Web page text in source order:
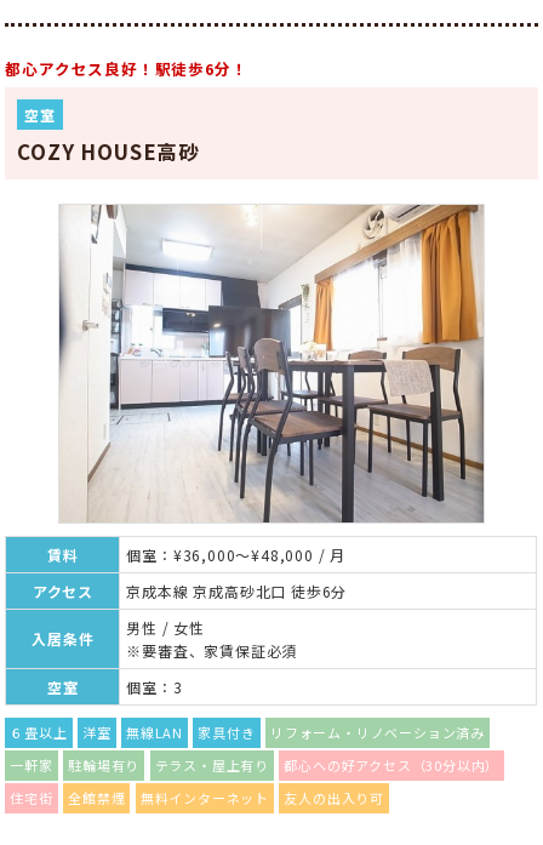
都心アクセス良好！駅徒歩6分！
空室
COZY HOUSE高砂
賃料
個室：¥36,000～¥48,000 / 月
アクセス
京成本線 京成高砂北口 徒歩6分
入居条件
男性 / 女性
※要審査、家賃保証必須
空室
個室：3
６畳以上 洋室 無線LAN 家具付き
リフォーム・リノベーション済み
一軒家
駐輪場有り テラス・屋上有り
都心への好アクセス（30分以内）
住宅街
全館禁煙 無料インターネット 友人の出入り可